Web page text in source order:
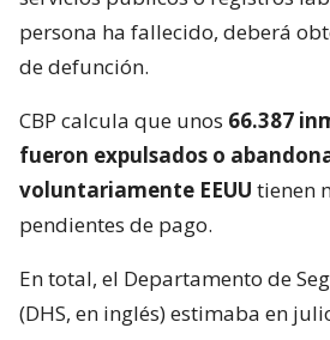
persona ha fallecido, deberá
de defunción.
CBP calcula que unos 66.387
fueron expulsados o
voluntariamente EEUU tienen
pendientes de pago.
En total, el Departamento de
(DHS, en inglés) estimaba en